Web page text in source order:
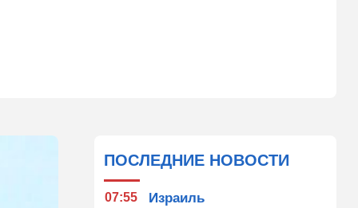
ПОСЛЕДНИЕ НОВОСТИ
07:55 Израиль